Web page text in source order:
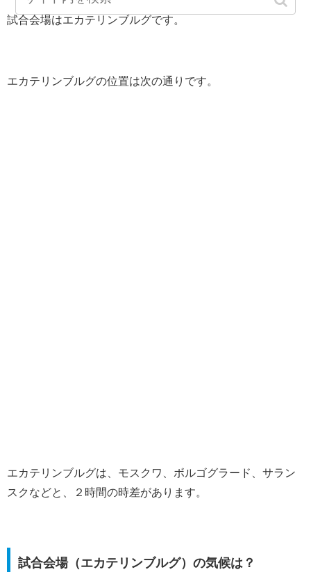
試合会場はエカテリンブルグです。
エカテリンブルグの位置は次の通りです。
エカテリンブルグは、モスクワ、ボルゴグラード、サラン
スクなどと、２時間の時差があります。
試合会場（エカテリンブルグ）の気候は？